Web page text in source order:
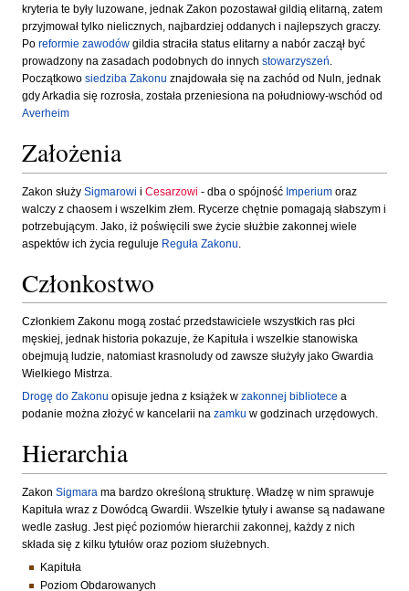
kryteria te były luzowane, jednak Zakon pozostawał gildią elitarną, zatem
przyjmował tylko nielicznych, najbardziej oddanych i najlepszych graczy.
Po reformie zawodów gildia straciła status elitarny a nabór zaczął być
prowadzony na zasadach podobnych do innych stowarzyszeń.
Początkowo siedziba Zakonu znajdowała się na zachód od Nuln, jednak
gdy Arkadia się rozrosła, została przeniesiona na południowy-wschód od
Averheim
Założenia
Zakon służy Sigmarowi i Cesarzowi - dba o spójność Imperium oraz
walczy z chaosem i wszelkim złem. Rycerze chętnie pomagają słabszym i
potrzebującym. Jako, iż poświęcili swe życie służbie zakonnej wiele
aspektów ich życia reguluje Reguła Zakonu
Członkostwo
Członkiem Zakonu mogą zostać przedstawiciele wszystkich ras płci
męskiej, jednak historia pokazuje, że Kapituła i wszelkie stanowiska
obejmują ludzie, natomiast krasnoludy od zawsze służyły jako Gwardia
Wielkiego Mistrza.
Drogę do Zakonu opisuje jedna z książek w zakonnej bibliotece a
podanie można złożyć w kancelarii na zamku w godzinach urzędowych.
Hierarchia
Zakon Sigmara ma bardzo określoną strukturę. Władzę w nim sprawuje
Kapituła wraz z Dowódcą Gwardii. Wszelkie tytuły i awanse są nadawane
wedle zasług. Jest pięć poziomów hierarchii zakonnej, każdy z nich
składa się z kilku tytułów oraz poziom służebnych.
Kapituła
Poziom Obdarowanych